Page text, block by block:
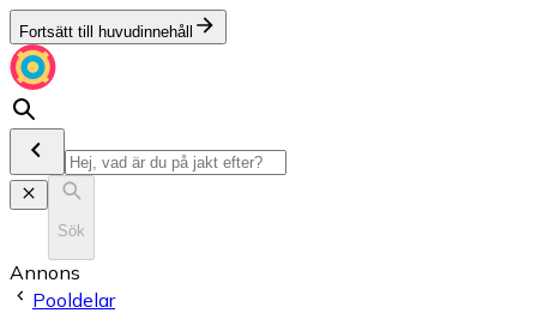
Fortsätt till huvudinnehåll
Sök
Annons
Pooldelar